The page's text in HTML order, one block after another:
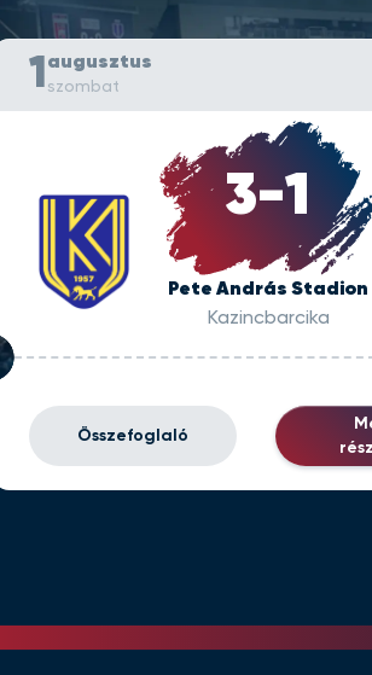
1 augusztus
szombat
3-1
Pete András Stadion
Kazincbarcika
Összefoglaló